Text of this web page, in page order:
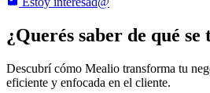
¿Querés saber de qué se
Descubrí cómo Mealio transforma tu
eficiente y enfocada en el cliente.